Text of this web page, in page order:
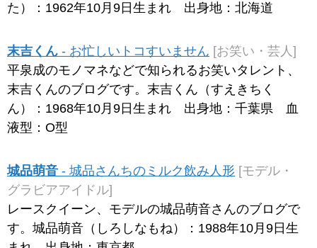
た）：1962年10月9日生まれ 出身地：北海道
末吉くん - お忙しいトコすいません [お笑い・芸人]
平泉成のモノマネなどで知られるお笑いタレント、
末吉くんのブログです。末吉くん（すえきちく
ん）：1968年10月9日生まれ 出身地：千葉県 血
液型：O型
城品萌音 - 城品さんちのミルク飲み人形 [モデル・
グラビアアイドル]
レースクイーン、モデルの城品萌音さんのブログで
す。城品萌音（しろしなもね）：1988年10月9日生